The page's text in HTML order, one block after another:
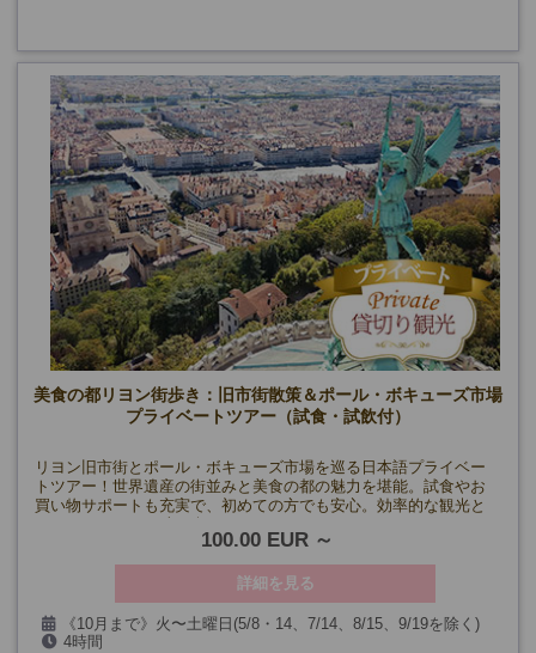
美食の都リヨン街歩き：旧市街散策＆ポール・ボキューズ市場
プライベートツアー（試食・試飲付）
リヨン旧市街とポール・ボキューズ市場を巡る日本語プライベー
トツアー！世界遺産の街並みと美食の都の魅力を堪能。試食やお
買い物サポートも充実で、初めての方でも安心。効率的な観光と
100.00 EUR
詳細を見る
《10月まで》火〜土曜日(5/8・14、7/14、8/15、9/19を除く)
《11月～》火～日曜日(11/1・11、12/12~1/3を除く)
4時間